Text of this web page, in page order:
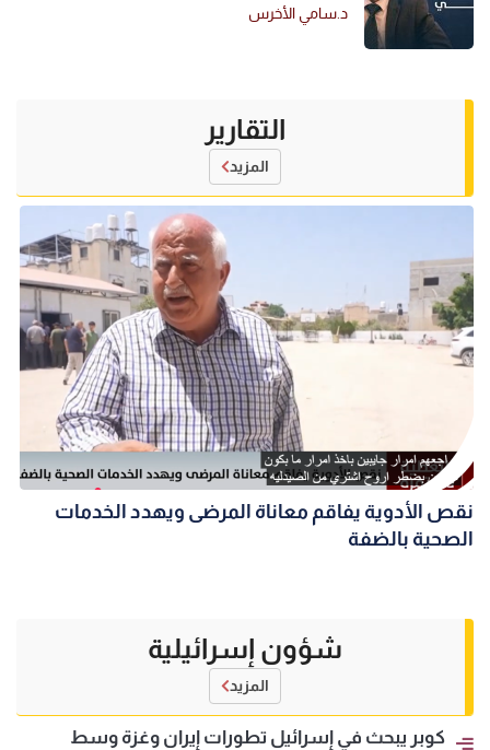
د.سامي الأخرس
التقارير
المزيد
نقص الأدوية يفاقم معاناة المرضى ويهدد الخدمات
الصحية بالضفة
شؤون إسرائيلية
المزيد
كوبر يبحث في إسرائيل تطورات إيران وغزة وسط